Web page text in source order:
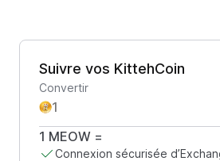
Suivre vos KittehCoin
Convertir
1 MEOW =
Connexion sécurisée